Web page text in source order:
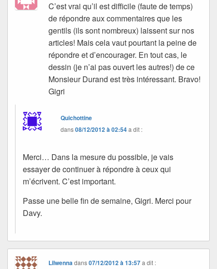
C’est vrai qu’il est difficile (faute de temps)
de répondre aux commentaires que les
gentils (ils sont nombreux) laissent sur nos
articles! Mais cela vaut pourtant la peine de
répondre et d’encourager. En tout cas, le
dessin (je n’ai pas ouvert les autres!) de ce
Monsieur Durand est très intéressant. Bravo!
Gigri
Quichottine
dans08/12/2012 à 02:54a dit :
Merci… Dans la mesure du possible, je vais
essayer de continuer à répondre à ceux qui
m’écrivent. C’est important.
Passe une belle fin de semaine, Gigri. Merci pour
Davy.
Lilwennadans07/12/2012 à 13:57 a dit :